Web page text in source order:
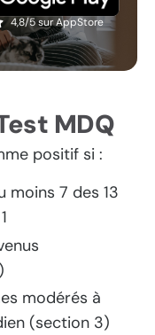
4,8/5 sur AppStore
MDQ
positif si :
moins 7 des 13
modérés à
(section 3)